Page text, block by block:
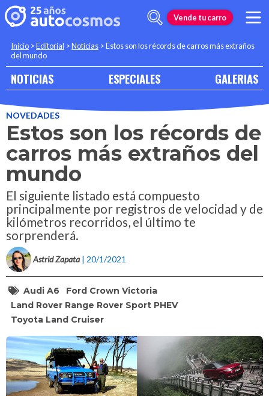
Vende tu carro
Inicio >Editorial >Noticias >Estos son los récords de carros más extraños
del mundo
NOTICIAS ESPECIALES GALERIAS
NOVEDADES
Estos son los récords de
carros más extraños del
mundo
El siguiente listado está compuesto
principalmente por registros de velocidad y de
kilómetros recorridos, el último te
sorprenderá.
Astrid Zapata | 20/1/2021
Audi A6
Ford Crown Victoria
Land Rover Range Rover Sport PHEV
Toyota Land Cruiser